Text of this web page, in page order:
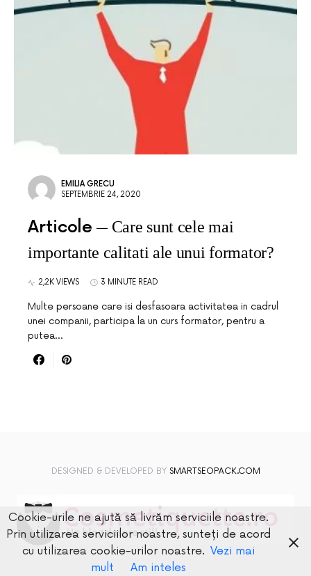
EMILIA GRECU
SEPTEMBRIE 24, 2020
Articole
Care sunt cele mai
importante calitati ale unui formator?
2,2K VIEWS 3 MINUTE READ
Multe persoane care isi desfasoara activitatea in cadrul
unei companii, participa la un curs formator, pentru a
putea…
DESIGNED & DEVELOPED BY SMARTSEOPACK.COM
Cookie-urile ne ajută să livrăm serviciile noastre.
Prin utilizarea serviciilor noastre, sunteți de acord
cu utilizarea cookie-urilor noastre. Vezi mai
mult
Am inteles